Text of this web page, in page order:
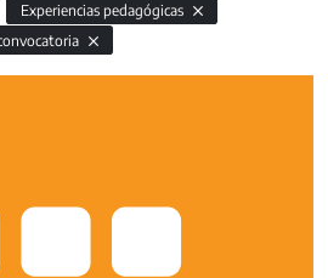
Experiencias pedagógicas